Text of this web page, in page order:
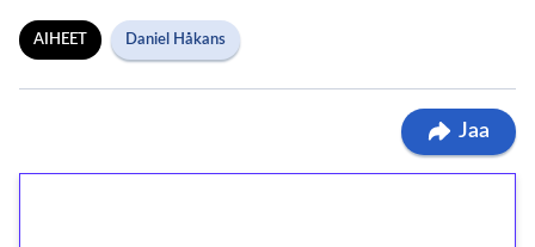
AIHEET Daniel Håkans
Jaa